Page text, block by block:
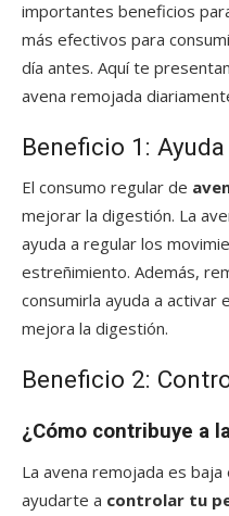
importantes beneficios
más efectivos para
día antes. Aquí te
avena remojada
Beneficio 1:
El consumo regular de
mejorar la digestión. La
ayuda a regular los
estreñimiento. Además,
consumirla ayuda a activar
mejora la digestión.
Beneficio 2:
¿Cómo contribuye a
La avena remojada es
ayudarte a controlar tu